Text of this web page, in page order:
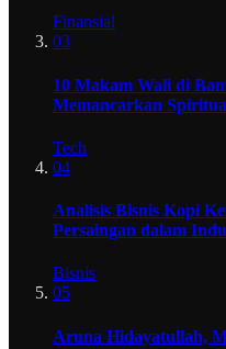
Finansial
03
10 Makam Wali di
Memancarkan
Tech
04
Analisis Bisnis Kopi
Persaingan dalam
Bisnis
05
Aruna Hidayatullah,